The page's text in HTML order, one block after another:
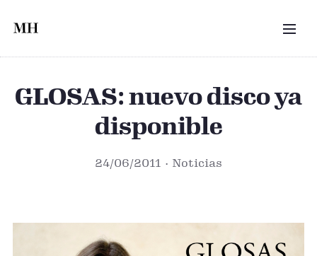
Saltar al contenido principal
GLOSAS: nuevo disco ya
disponible
24/06/2011 Noticias
Portada del CD *Glosas* (2011) — Portada del CD